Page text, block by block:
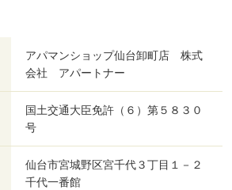
アパマンショップ仙台卸町店 株式
会社 アパートナー
国土交通大臣免許（６）第５８３０
号
仙台市宮城野区宮千代３丁目１－２
千代一番館